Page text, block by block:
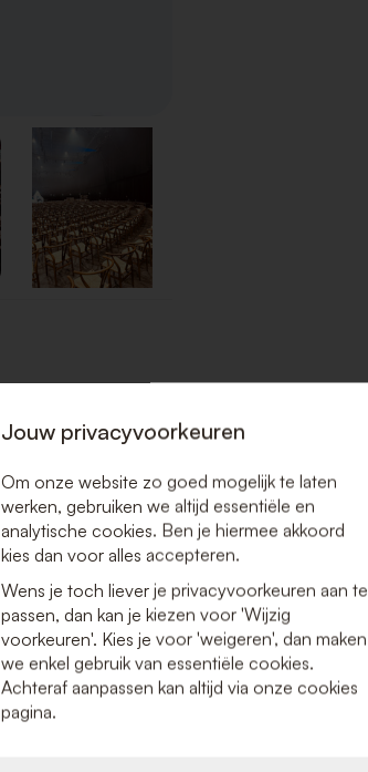
TOE
AAN
VERLANGLIJST
Jouw privacyvoorkeuren
Om onze website zo goed mogelijk te laten
werken, gebruiken we altijd essentiële en
analytische cookies. Ben je hiermee akkoord
kies dan voor alles accepteren.
Wens je toch liever je privacyvoorkeuren aan te
passen, dan kan je kiezen voor 'Wijzig
voorkeuren'. Kies je voor 'weigeren', dan maken
we enkel gebruik van essentiële cookies.
Achteraf aanpassen kan altijd via onze cookies
pagina.